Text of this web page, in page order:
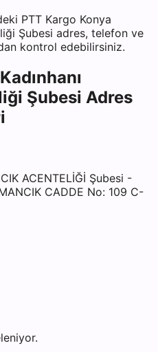
PTT Kargo Konya
Şubesi adres, telefon ve
kontrol edebilirsiniz.
Şubesi Adres
ACENTELİĞİ Şubesi -
CADDE No: 109 C-